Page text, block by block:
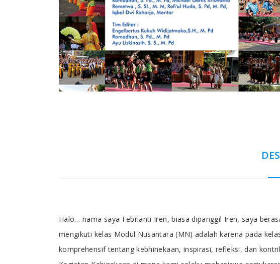
Tab Article
Halo… nama saya Febrianti Iren, biasa dipanggil Iren, saya
mengikuti kelas Modul Nusantara (MN) adalah karena pada
komprehensif tentang kebhinekaan, inspirasi, refleksi, dan